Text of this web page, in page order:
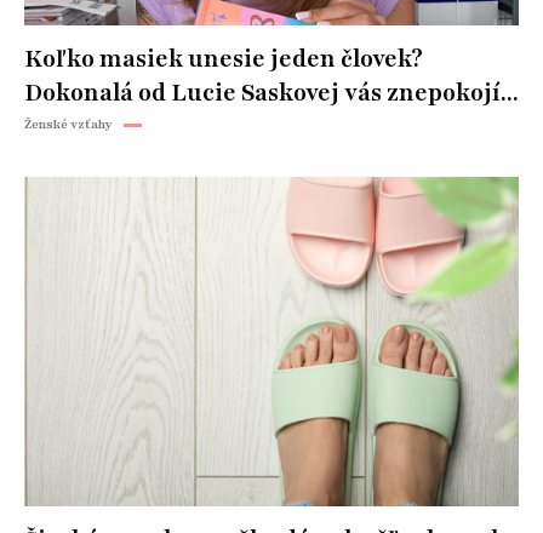
Koľko masiek unesie jeden človek?
Dokonalá od Lucie Saskovej vás znepokojí...
Ženské vzťahy